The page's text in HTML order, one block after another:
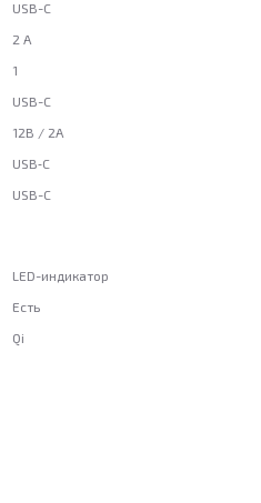
USB-C
2 А
1
USB-C
12В / 2А
USB‑C
USB-C
LED-индикатор
Есть
Qi